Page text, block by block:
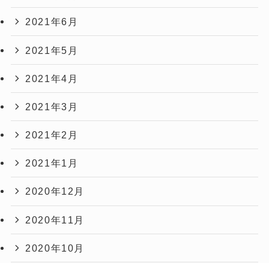
2021年6月
2021年5月
2021年4月
2021年3月
2021年2月
2021年1月
2020年12月
2020年11月
2020年10月